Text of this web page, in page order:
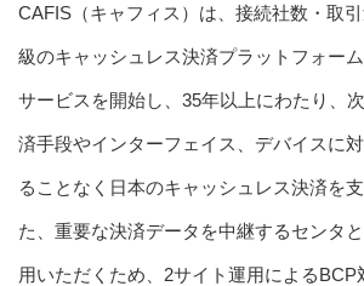
CAFIS（キャフィス）は、接続社数・取
級のキャッシュレス決済プラットフォー
サービスを開始し、35年以上にわたり、
済手段やインターフェイス、デバイスに
ることなく日本のキャッシュレス決済を
た、重要な決済データを中継するセンタ
用いただくため、2サイト運用によるBCP